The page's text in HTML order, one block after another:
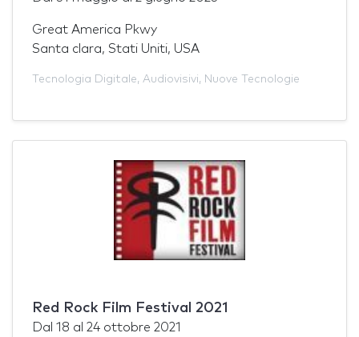
Great America Pkwy
Santa clara, Stati Uniti, USA
Tecnologia Digitale, Audiovisivi, Nuove Tecnologie
Red Rock Film Festival 2021
Dal 18 al 24 ottobre 2021